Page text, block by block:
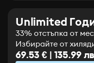
Unlimited
33% отстъпка от
Избирайте от
69.53 € | 135.99